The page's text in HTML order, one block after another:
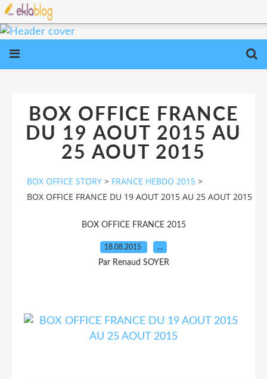
BOX OFFICE FRANCE
DU 19 AOUT 2015 AU
25 AOUT 2015
BOX OFFICE STORY > FRANCE HEBDO 2015 >
BOX OFFICE FRANCE DU 19 AOUT 2015 AU 25 AOUT 2015
BOX OFFICE FRANCE 2015
18.08.2015 …
Par Renaud SOYER